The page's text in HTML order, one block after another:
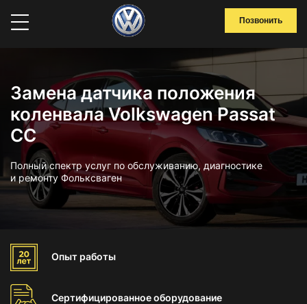
Позвонить
Замена датчика положения
коленвала Volkswagen Passat
CC
Полный спектр услуг по обслуживанию, диагностике
и ремонту Фольксваген
Опыт работы
Сертифицированноеоборудование